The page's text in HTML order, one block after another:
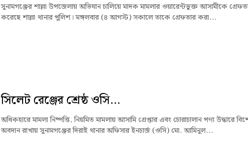
সুনামগঞ্জের শাল্লা উপজেলায় অভিযান চালিয়ে মাদক মামলার ওয়ারেন্টভুক্ত আসামীকে
করেছে শাল্লা থানার পুলিশ। মঙ্গলবার (৪ আগস্ট) সকালে তাকে গ্রেফতার করা...
সিলেট রেঞ্জের শ্রেষ্ঠ ওসি...
অধিকহারে মামলা নিষ্পত্তি, নিয়মিত মামলায় আসামি গ্রেপ্তার এবং চোরাচালান পণ্য উদ্ধারে
অবদান রাখায় সুনামগঞ্জের দিরাই থানার অফিসার ইনচার্জ (ওসি) মো. আমিনুল...